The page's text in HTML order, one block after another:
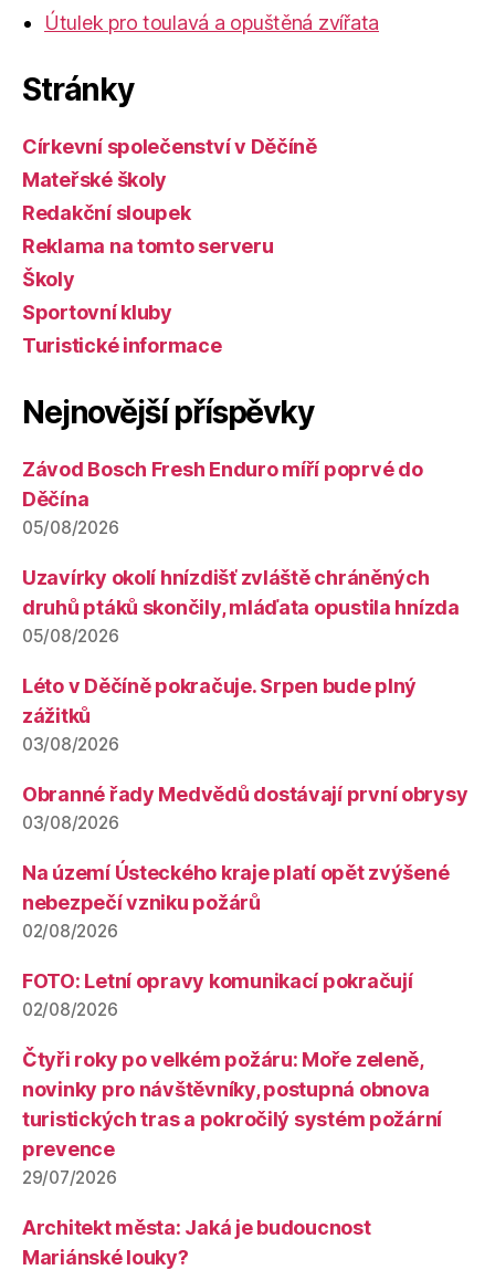
Útulek pro toulavá a opuštěná zvířata
Stránky
Církevní společenství v Děčíně
Mateřské školy
Redakční sloupek
Reklama na tomto serveru
Školy
Sportovní kluby
Turistické informace
Nejnovější příspěvky
Závod Bosch Fresh Enduro míří poprvé do
Děčína
05/08/2026
Uzavírky okolí hnízdišť zvláště chráněných
druhů ptáků skončily, mláďata opustila hnízda
05/08/2026
Léto v Děčíně pokračuje. Srpen bude plný
zážitků
03/08/2026
Obranné řady Medvědů dostávají první obrysy
03/08/2026
Na území Ústeckého kraje platí opět zvýšené
nebezpečí vzniku požárů
02/08/2026
FOTO: Letní opravy komunikací pokračují
02/08/2026
Čtyři roky po velkém požáru: Moře zeleně,
novinky pro návštěvníky, postupná obnova
turistických tras a pokročilý systém požární
prevence
29/07/2026
Architekt města: Jaká je budoucnost
Mariánské louky?